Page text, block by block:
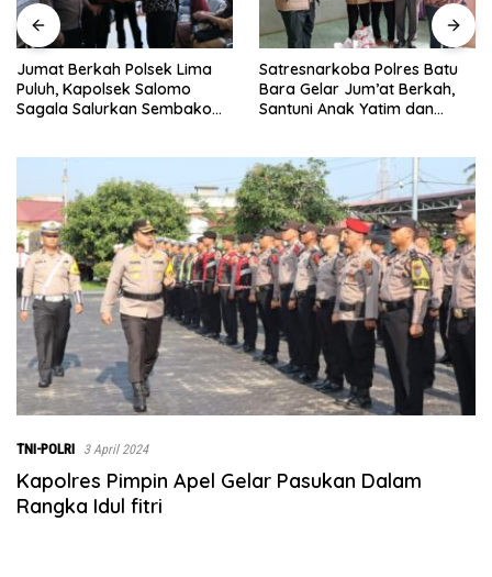
Satresnarkoba Polres Batu
Bara Gelar Jum’at Berkah,
Santuni Anak Yatim dan
INALUM Bersama Pemprov
Sumut Perkuat Komitmen
Pendidikan dan Konservasi
TNI-POLRI 3 April 2024
Kapolres Pimpin Apel Gelar Pasukan Dalam
Rangka Idul fitri